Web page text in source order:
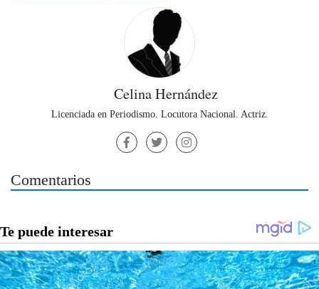
Celina Hernández
Licenciada en Periodismo. Locutora Nacional. Actriz.
Comentarios